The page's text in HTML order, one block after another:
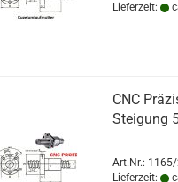
Lieferzeit:
CNC
Steigung
Art.Nr.:
Lieferzeit: